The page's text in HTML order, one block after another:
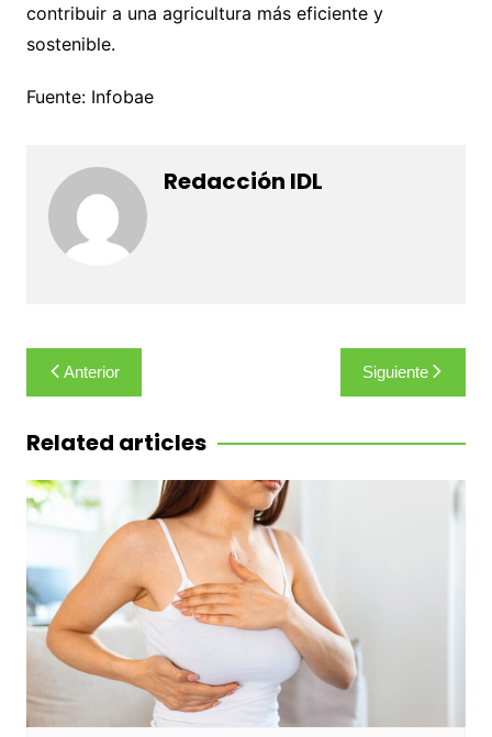
contribuir a una agricultura más eficiente y
sostenible.
Fuente: Infobae
Redacción IDL
Navegación
de
entradas
Anterior Siguiente
Related articles